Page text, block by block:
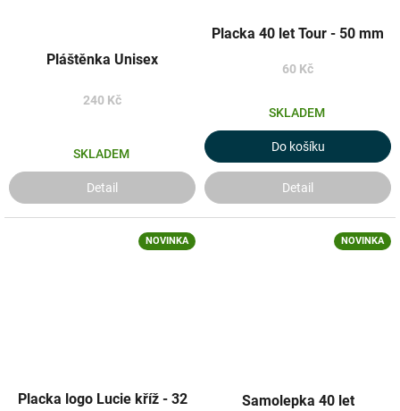
Pláštěnka Unisex
240 Kč
SKLADEM
Detail
Placka 40 let Tour - 50 mm
60 Kč
SKLADEM
Do košíku
Detail
NOVINKA
Placka logo Lucie kříž - 32
NOVINKA
Samolepka 40 let